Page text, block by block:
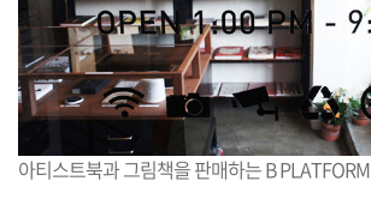
아티스트북과 그림책을 판매하는 B PLATFORM